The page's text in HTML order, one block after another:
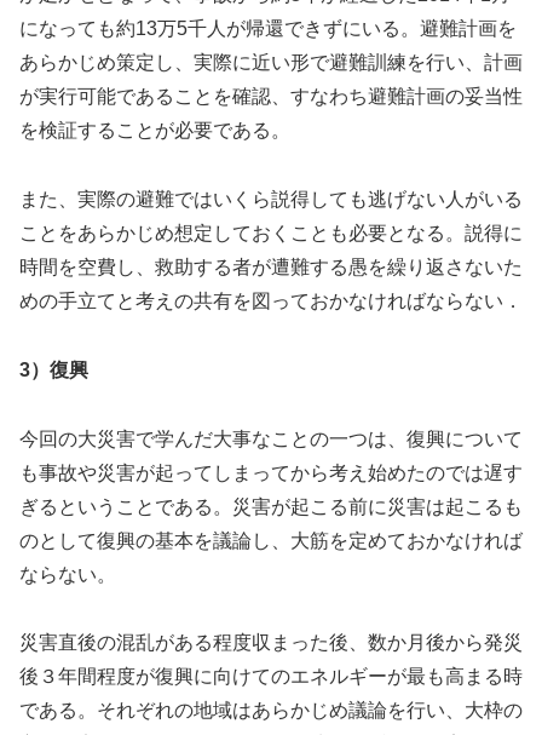
になっても約13万5千人が帰還できずにいる。避難計画を
あらかじめ策定し、実際に近い形で避難訓練を行い、計画
が実行可能であることを確認、すなわち避難計画の妥当性
を検証することが必要である。
また、実際の避難ではいくら説得しても逃げない人がいる
ことをあらかじめ想定しておくことも必要となる。説得に
時間を空費し、救助する者が遭難する愚を繰り返さないた
めの手立てと考えの共有を図っておかなければならない．
3）復興
今回の大災害で学んだ大事なことの一つは、復興について
も事故や災害が起ってしまってから考え始めたのでは遅す
ぎるということである。災害が起こる前に災害は起こるも
のとして復興の基本を議論し、大筋を定めておかなければ
ならない。
災害直後の混乱がある程度収まった後、数か月後から発災
後３年間程度が復興に向けてのエネルギーが最も高まる時
である。それぞれの地域はあらかじめ議論を行い、大枠の